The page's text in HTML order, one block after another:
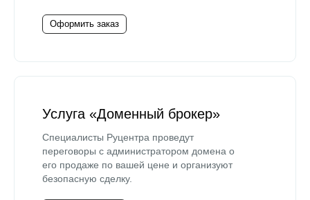
Оформить заказ
Услуга «Доменный брокер»
Специалисты Руцентра проведут
переговоры с администратором домена о
его продаже по вашей цене и организуют
безопасную сделку.